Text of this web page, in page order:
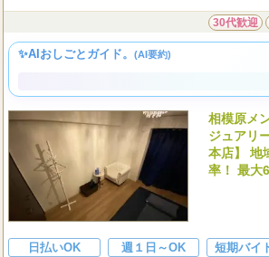
■雑費なし
■ バック率50
ルーム[ＪＲ相模原駅・ＪＲ橋本駅]
ラグジュアリーロマンス 相模原・橋本
✨AIおしごとガイド。(AI要約)
相模原メ
ジュアリ